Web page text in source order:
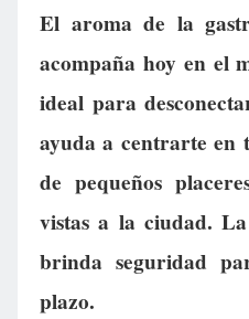
El aroma de la
acompaña hoy en el
ideal para
ayuda a centrarte en
de pequeños
vistas a la ciudad.
brinda seguridad
plazo.